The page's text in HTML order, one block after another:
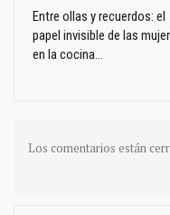
Entre ollas y recuerdos: el
papel invisible de las
en la cocina…
Los comentarios están